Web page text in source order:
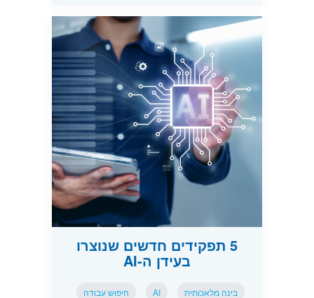
5 תפקידים חדשים שנוצרו
בעידן ה-AI
בינה מלאכותית AI חיפוש עבודה